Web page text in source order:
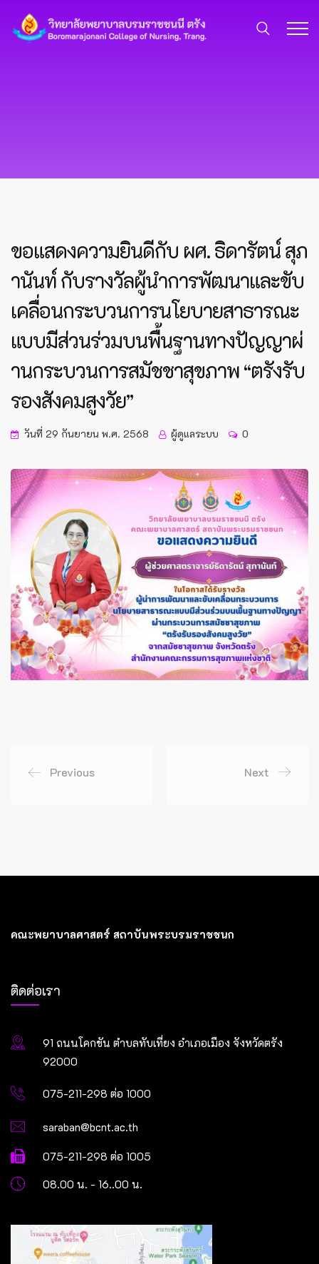
ขอแสดงความยินดีกับ ผศ. ธิดารัตน์ สุภ
านันท์ กับรางวัลผู้นำการพัฒนาและขับ
เคลื่อนกระบวนการนโยบายสาธารณะ
แบบมีส่วนร่วมบนพื้นฐานทางปัญญาผ่
านกระบวนการสมัชชาสุขภาพ “ตรังรับ
รองสังคมสูงวัย”
วันที่ 29 กันยายน พ.ศ. 2568 ผู้ดูแลระบบ 0
Previous Next
คณะพยาบาลศาสตร์ สถาบันพระบรมราชชนก
ติดต่อเรา
91 ถนนโคกขัน ตำบลทับเที่ยง อำเภอเมือง จังหวัดตรัง
92000
075-211-298 ต่อ 1000
saraban@bcnt.ac.th
075-211-298 ต่อ 1005
08.00 น. - 16..00 น.